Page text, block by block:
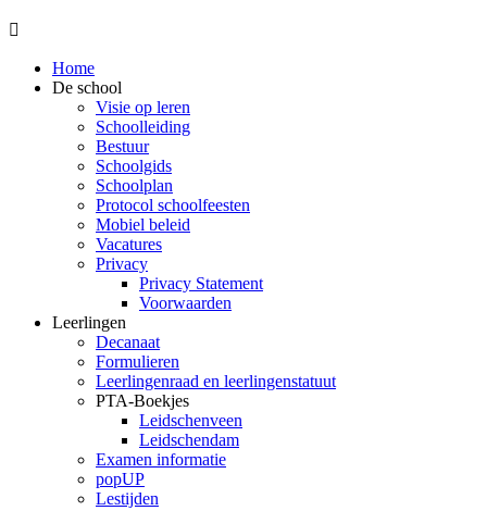

Home
De school
Visie op leren
Schoolleiding
Bestuur
Schoolgids
Schoolplan
Protocol schoolfeesten
Mobiel beleid
Vacatures
Privacy
Privacy Statement
Voorwaarden
Leerlingen
Decanaat
Formulieren
Leerlingenraad en leerlingenstatuut
PTA-Boekjes
Leidschenveen
Leidschendam
Examen informatie
popUP
Lestijden